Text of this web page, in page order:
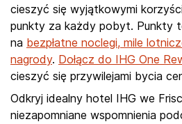
cieszyć się wyjątkowymi
punkty za każdy pobyt. Punkty
na bezpłatne noclegi, mile
nagrody. Dołącz do IHG One
cieszyć się przywilejami bycia
Odkryj idealny hotel IHG we
niezapomniane wspomnienia